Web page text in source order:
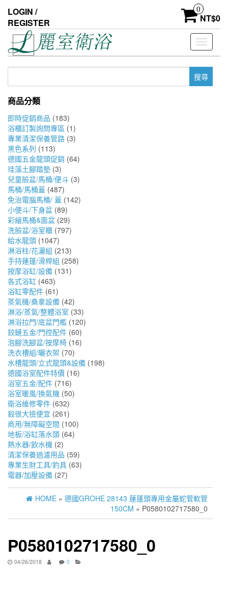
the
content
LOGIN /
REGISTER
0
NT$0
Toggle
鍵
商品分類
即時促銷商品 (183)
浴櫃訂製詢問專區 (1)
專業清潔保養管路 (3)
黑色系列 (113)
德國五金龍頭促銷 (64)
珪藻土腳踏墊 (3)
兒童臉盆/馬桶/便斗 (3)
馬桶/馬桶蓋 (487)
免治電腦馬桶/ 蓋 (142)
小便斗/下身盆 (89)
彩繪馬桶&面盆 (29)
洗臉盆/浴室櫃 (797)
給水龍頭 (1047)
淋浴柱/花灑組 (213)
手持蓮蓬/滑桿組 (258)
按摩浴缸/設備 (131)
各式浴缸 (463)
浴缸零配件 (61)
蒸氣機/桑拿設備 (42)
淋浴/蒸氣/整體浴室 (33)
淋浴拉門/底盆門檻 (120)
鉸鏈五金/門控配件 (60)
泡腳洗腳盆/按摩椅 (16)
洗衣槽組/曬衣架 (70)
水槽龍頭/立式龍頭&設備 (198)
德國浴室配件特價 (16)
浴室五金/配件 (716)
浴室暖風/換氣機 (50)
衛浴維修零件 (632)
殺很大撿便宜 (261)
商用/無障礙空間 (100)
地板/浴缸落水頭 (64)
熱水器/飲水機 (2)
清潔保養過濾用品 (59)
專業生財工具/釣具 (63)
電器/加壓設備 (27)
HOME » 德國GROHE 28143 蓮蓬頭專用金屬蛇管軟管
150CM » P0580102717580_0
P0580102717580_0
04/26/2018 0